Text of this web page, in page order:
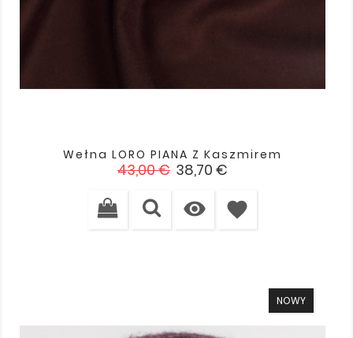
Wełna LORO PIANA Z Kaszmirem
Cena
43,00 € Cena
38,70 €
 favorite
NOWY